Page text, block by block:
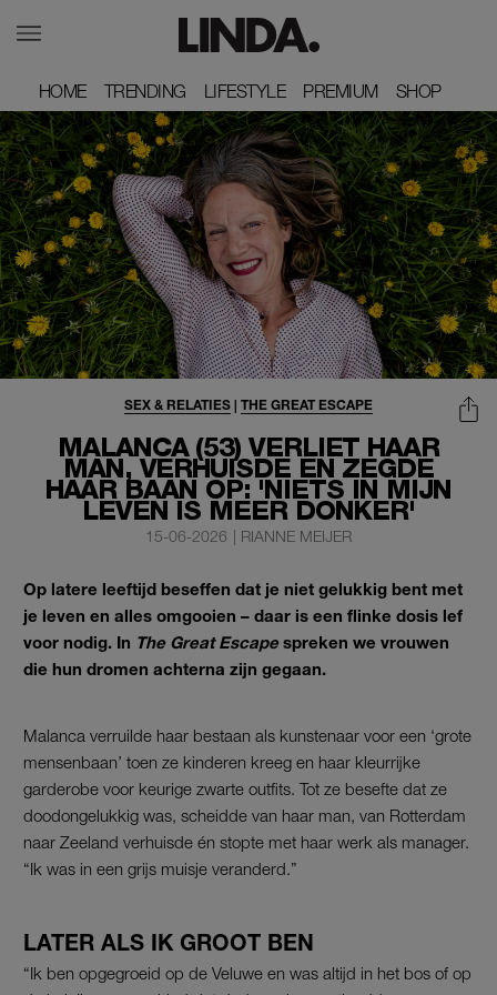
HOME
HOME TRENDING
TRENDING LIFESTYLE
LIFESTYLE PREMIUM
PREMIUM SHOP
SHOP
MALANCA (53) VERLIET HAAR
MAN, VERHUISDE EN ZEGDE
HAAR BAAN OP: 'NIETS IN MIJN
LEVEN IS MEER DONKER'
SEX & RELATIES | THE GREAT ESCAPE
15-06-2026 | RIANNE MEIJER
Op latere leeftijd beseffen dat je niet gelukkig bent met
je leven en alles omgooien – daar is een flinke dosis lef
voor nodig. In The Great Escapespreken we vrouwen
die hun dromen achterna zijn gegaan.
Malanca verruilde haar bestaan als kunstenaar voor een ‘grote
mensenbaan’ toen ze kinderen kreeg en haar kleurrijke
garderobe voor keurige zwarte outfits. Tot ze besefte dat ze
doodongelukkig was, scheidde van haar man, van Rotterdam
naar Zeeland verhuisde én stopte met haar werk als manager.
“Ik was in een grijs muisje veranderd.”
LATER ALS IK GROOT BEN
“Ik ben opgegroeid op de Veluwe en was altijd in het bos of op